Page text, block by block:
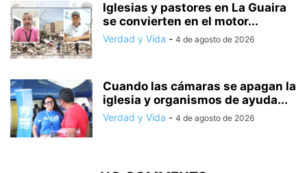
Iglesias y pastores en La Guaira
se convierten en el motor...
Verdad y Vida - 4 de agosto de 2026
Cuando las cámaras se apagan la
iglesia y organismos de ayuda...
Verdad y Vida - 4 de agosto de 2026